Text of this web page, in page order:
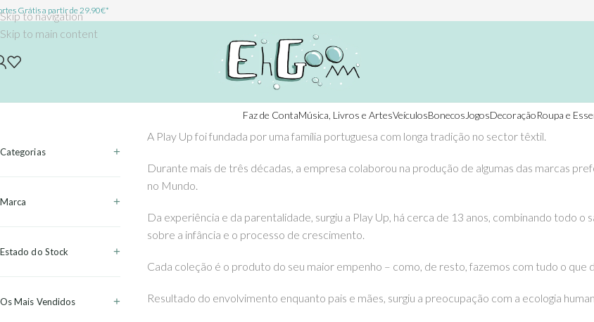
Skip to navigation
Skip to main content
Grátis a partir de 29.90€*
Faz de ContaMúsica, Livros e ArtesVeículosBonecos JogosDecoraçãoRoupa e
Categorias
Marca
Estado do Stock
Os Mais Vendidos
A Play Up foi fundada por uma família portuguesa com longa tradição no sector têxtil.
Durante mais de três décadas, a empresa colaborou na produção de algumas das marcas
no Mundo.
Da experiência e da parentalidade, surgiu a Play Up, há cerca de 13 anos, combinando todo o
sobre a infância e o processo de crescimento.
Cada coleção é o produto do seu maior empenho – como, de resto, fazemos com tudo o que
Resultado do envolvimento enquanto pais e mães, surgiu a preocupação com a ecologia